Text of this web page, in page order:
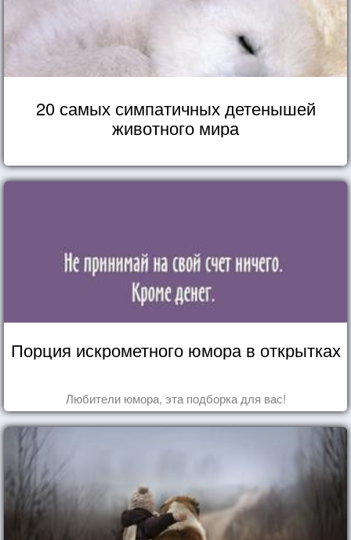
20 самых симпатичных детенышей
животного мира
Порция искрометного юмора в открытках
Любители юмора, эта подборка для вас!